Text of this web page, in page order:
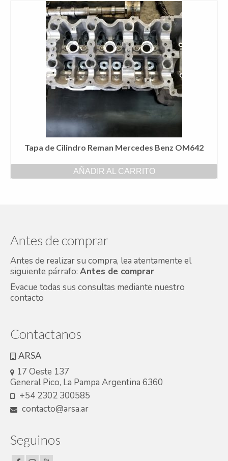
Tapa de Cilindro Reman Mercedes Benz OM642
AÑADIR AL CARRITO
Antes de comprar
Antes de realizar su compra, lea atentamente el
siguiente párrafo: Antes de comprar
Evacue todas sus consultas mediante nuestro
contacto
Contactanos
ARSA
17 Oeste 137
General Pico, La Pampa Argentina 6360
+54 2302 300585
contacto@arsa.ar
Seguinos